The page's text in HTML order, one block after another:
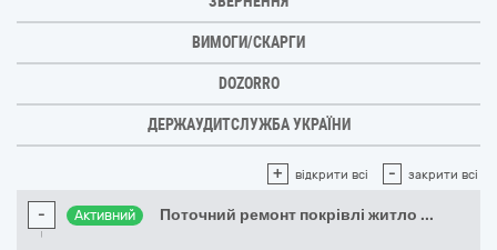
ВИМОГИ/СКАРГИ
DOZORRO
ДЕРЖАУДИТСЛУЖБА УКРАЇНИ
+ відкрити всі - закрити всі
- Активний Поточний ремонт покрівлі житло ...